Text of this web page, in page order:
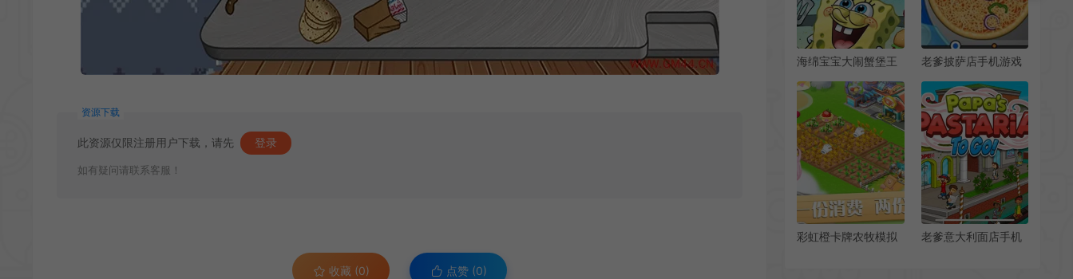
资源下载
此资源仅限注册用户下载，请先 登录
如有疑问请联系客服！
收藏 (0) 点赞 (0)
海绵宝宝大闹蟹堡王
[v5.6.2]
老爹披萨店手机游戏
彩虹橙卡牌农牧模拟
老爹意大利面店手机